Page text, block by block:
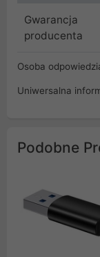
Gwarancja
producenta
Osoba
Uniwersalna
Podobne